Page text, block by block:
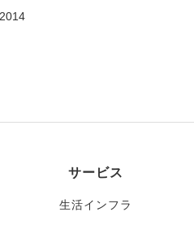
2014
サービス
生活インフラ